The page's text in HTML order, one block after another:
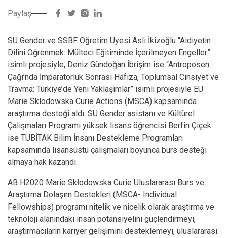
Paylaş
SU Gender ve SSBF Öğretim Üyesi Aslı İkizoğlu “Aidiyetin
Dilini Öğrenmek: Mülteci Eğitiminde İçerilmeyen Engeller”
isimli projesiyle, Deniz Gündoğan İbrişim ise “Antroposen
Çağı’nda İmparatorluk Sonrası Hafıza, Toplumsal Cinsiyet ve
Travma: Türkiye’de Yeni Yaklaşımlar” isimli projesiyle EU
Marie Sklodowska Curie Actions (MSCA) kapsamında
araştırma desteği aldı. SU Gender asistanı ve Kültürel
Çalışmaları Programı yüksek lisans öğrencisi Berfin Çiçek
ise TÜBİTAK Bilim İnsanı Destekleme Programları
kapsamında lisansüstü çalışmaları boyunca burs desteği
almaya hak kazandı.
AB H2020 Marie Skłodowska Curie Uluslararası Burs ve
Araştırma Dolaşım Destekleri (MSCA- Individual
Fellowships) programı nitelik ve nicelik olarak araştırma ve
teknoloji alanındaki insan potansiyelini güçlendirmeyi,
araştırmacıların kariyer gelişimini desteklemeyi, uluslararası